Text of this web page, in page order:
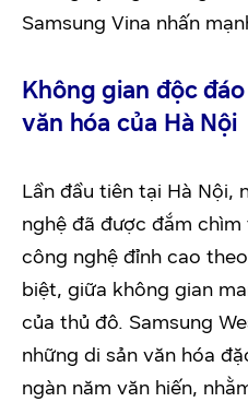
Samsung Vina nhấn
Không gian độc
văn hóa của Hà Nội
Lần đầu tiên tại Hà Nội,
nghệ đã được đắm
công nghệ đỉnh cao
biệt, giữa không gian
của thủ đô. Samsung
những di sản văn hóa
ngàn năm văn hiến,